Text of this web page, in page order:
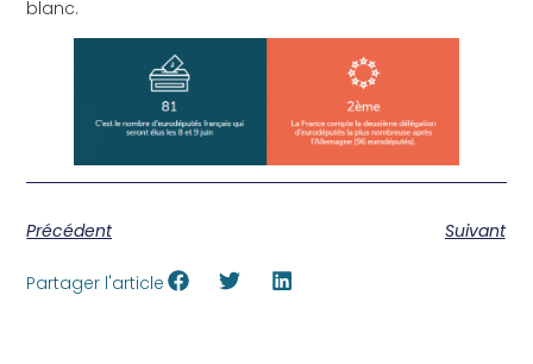
blanc.
Précédent Suivant
Partager l'article